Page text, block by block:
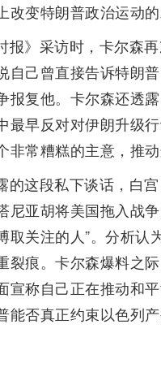
变特朗普政治运动的
报》采访时，卡尔森
自己曾直接告诉特朗
报复他。卡尔森还透
最早反对对伊朗升级
非常糟糕的主意，推
的这段私下谈话，白
尼亚胡将美国拖入战
取关注的人”。分析
裂痕。卡尔森爆料之
宣称自己正在推动和
否真正约束以色列产